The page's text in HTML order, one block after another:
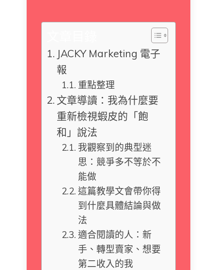
JACKY Marketing 電子
報
重點整理
文章導讀：我為什麼要
重新檢視蝦皮的「飽
和」說法
我觀察到的典型迷
思：競爭多不等於不
能做
這篇教學文會帶你得
到什麼具體結論與做
法
適合閱讀的人：新
手、轉型賣家、想要
第二收入的我